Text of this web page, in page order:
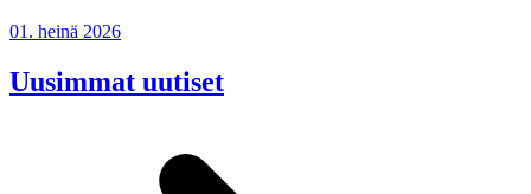
01. heinä 2026
Uusimmat uutiset